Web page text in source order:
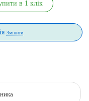
Змінити